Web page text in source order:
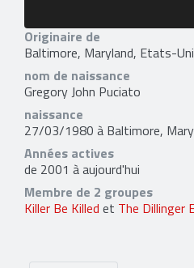
Originaire de
Baltimore, Maryland, Etats-
nom de naissance
Gregory John Puciato
naissance
27/03/1980 à Baltimore,
Années actives
de 2001 à aujourd'hui
Membre de 2 groupes
Killer Be Killed et The Dillinger